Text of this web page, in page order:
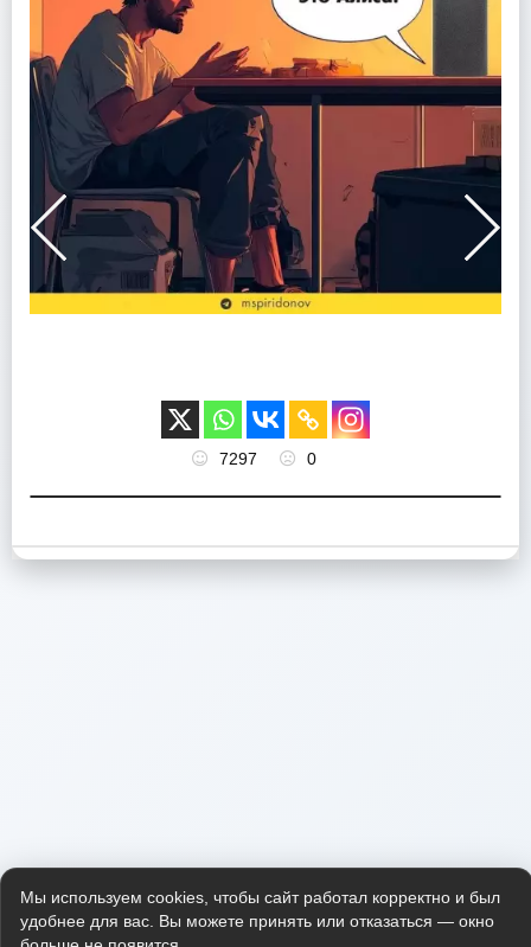
7297 0
Мы используем cookies, чтобы сайт работал корректно и был
удобнее для вас. Вы можете принять или отказаться — окно